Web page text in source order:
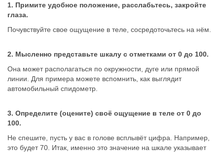
1. Примите удобное положение, расслабьтесь, закройте
глаза.
Почувствуйте свое ощущение в теле, сосредоточьтесь на нём.
2. Мысленно представьте шкалу с отметками от 0 до 100.
Она может располагаться по окружности, дуге или прямой
линии. Для примера можете вспомнить, как выглядит
автомобильный спидометр.
3. Определите (оцените) своё ощущение в теле от 0 до
100.
Не спешите, пусть у вас в голове всплывёт цифра. Например,
это будет 70. Итак, именно это значение на шкале указывает